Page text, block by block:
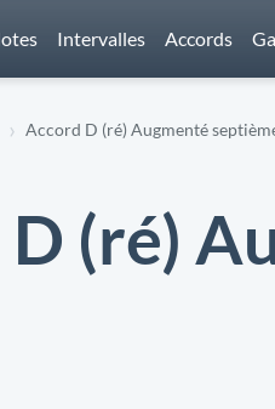
Intervalles Accords
Accord D (ré) Augmenté
(ré)